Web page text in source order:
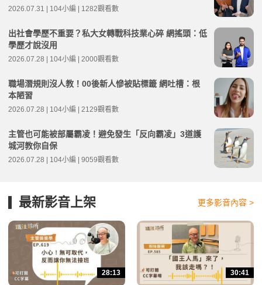
2026.07.31 | 104小編 | 1282觀看數
出社會學歷不重要？私大女轉戰科技業心碎 網搖頭：低
學歷才說沒用
2026.07.28 | 104小編 | 2000觀看數
職場潛規則沒人教！00後新人慘被貼標籤 網吐槽：根
本陋習
2026.07.28 | 104小編 | 2129觀看數
主管也可能被部屬霸凌！避免發生「反向霸凌」3道護
城河教你自保
2026.07.28 | 104小編 | 9059觀看數
最新影音上架 更多影音內容 >
28:13 30:41